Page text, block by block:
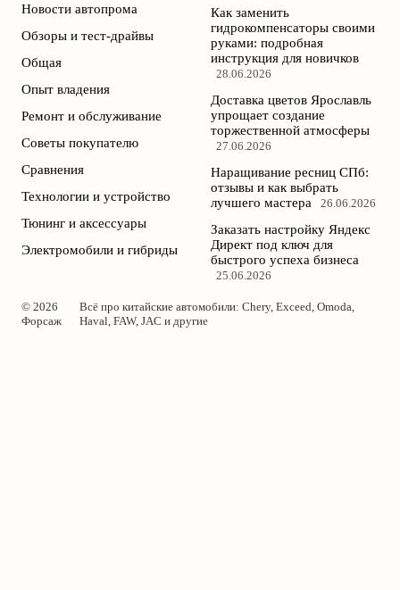
Новости автопрома
Обзоры и тест-драйвы
Общая
Опыт владения
Ремонт и обслуживание
Советы покупателю
Сравнения
Технологии и устройство
Тюнинг и аксессуары
Электромобили и гибриды
Как заменить
гидрокомпенсаторы своими
руками: подробная
инструкция для новичков
28.06.2026
Доставка цветов Ярославль
упрощает создание
торжественной атмосферы
27.06.2026
Наращивание ресниц СПб:
отзывы и как выбрать
лучшего мастера
26.06.2026
Заказать настройку Яндекс
Директ под ключ для
быстрого успеха бизнеса
25.06.2026
© 2026
Форсаж
Всё про китайские автомобили: Chery, Exceed, Omoda,
Haval, FAW, JAC и другие